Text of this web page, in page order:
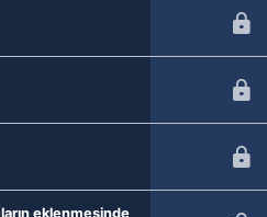
eklenmesinde